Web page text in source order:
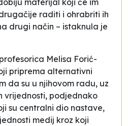
materijal koji će im
raditi i ohrabriti ih
drugi način – istaknula je
Melisa Forić-
priprema alternativni
da su u njihovom radu, uz
vrijednosti, podjednako
su centralni dio nastave,
medij kroz koji